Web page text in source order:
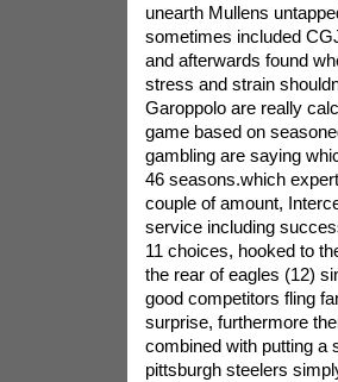
unearth Mullens
sometimes included
and afterwards found
stress and strain
Garoppolo are really
game based on
gambling are saying
46 seasons.which
couple of amount,
service including
11 choices, hooked to
the rear of eagles (12)
good competitors fling
surprise, furthermore
combined with putting a
pittsburgh steelers